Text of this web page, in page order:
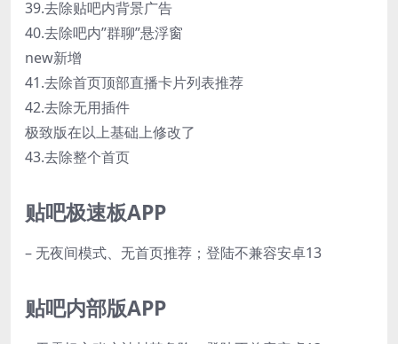
39.去除贴吧内背景广告
40.去除吧内”群聊”悬浮窗
new新增
41.去除首页顶部直播卡片列表推荐
42.去除无用插件
极致版在以上基础上修改了
43.去除整个首页
贴吧极速板APP
– 无夜间模式、无首页推荐；登陆不兼容安卓13
贴吧内部版APP